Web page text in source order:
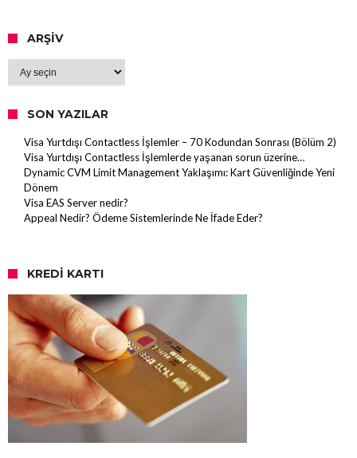
ARŞIV
SON YAZILAR
Visa Yurtdışı Contactless İşlemler – 70 Kodundan Sonrası (Bölüm 2)
Visa Yurtdışı Contactless İşlemlerde yaşanan sorun üzerine…
Dynamic CVM Limit Management Yaklaşımı: Kart Güvenliğinde Yeni
Dönem
Visa EAS Server nedir?
Appeal Nedir? Ödeme Sistemlerinde Ne İfade Eder?
KREDI KARTI